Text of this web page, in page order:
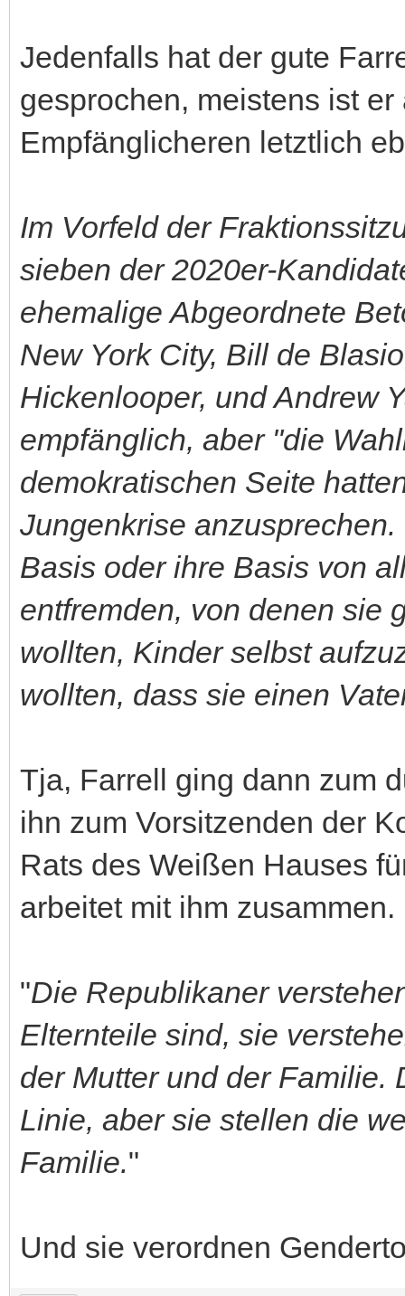
Jedenfalls hat der gute
gesprochen, meistens ist
Empfänglicheren letztlich
Im Vorfeld der
sieben der 2020er-
ehemalige Abgeordnete
New York City, Bill de
Hickenlooper, und Andrew
empfänglich, aber "die
demokratischen Seite
Jungenkrise
Basis oder ihre Basis von
entfremden, von denen sie
wollten, Kinder selbst
wollten, dass sie einen
Tja, Farrell ging dann zum
ihn zum Vorsitzenden der
Rats des Weißen Hauses
arbeitet mit ihm zusammen.
"Die Republikaner
Elternteile sind, sie
der Mutter und der Familie.
Linie, aber sie stellen die
Familie."
Und sie verordnen